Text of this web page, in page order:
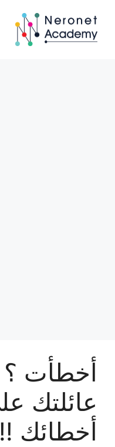
المحتوى
أخطأت
عائلتك
أخطائك !!